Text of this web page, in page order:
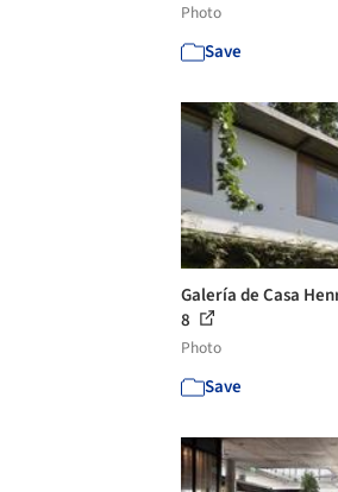
Photo
Save
Galería de Casa
8
Photo
Save